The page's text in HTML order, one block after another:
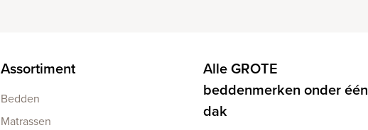
Assortiment
Bedden
Matrassen
Alle GROTE
beddenmerken onder één
dak